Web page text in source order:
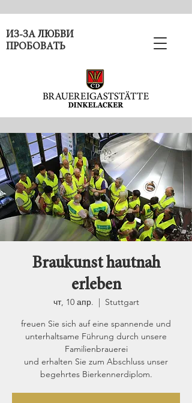
ИЗ-ЗА ЛЮБВИ
ПРОБОВАТЬ
Braukunst hautnah
erleben
чт, 10 апр.
  |
Stuttgart
freuen Sie sich auf eine spannende und
unterhaltsame Führung durch unsere
Familienbrauerei
und erhalten Sie zum Abschluss unser
begehrtes Bierkennerdiplom.